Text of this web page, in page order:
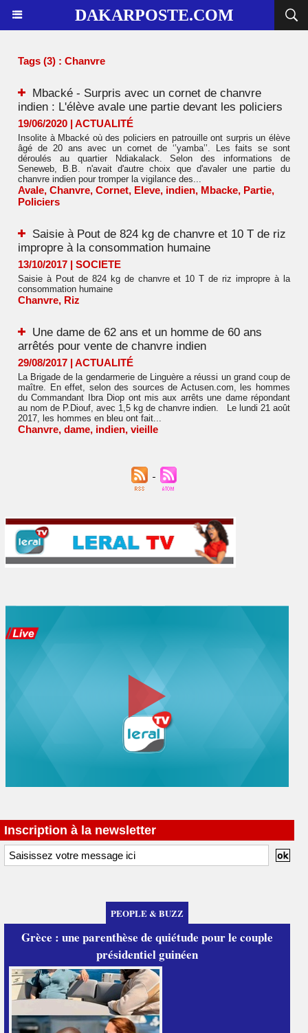
DAKARPOSTE.COM
Tags (3) : Chanvre
Mbacké - Surpris avec un cornet de chanvre
indien : L'élève avale une partie devant les policiers
19/06/2020 | ACTUALITÉ
Insolite à Mbacké où des policiers en patrouille ont surpris un élève
âgé de 20 ans avec un cornet de ‘’yamba’’. Les faits se sont
déroulés au quartier Ndiakalack. Selon des informations de
Seneweb, B.B. n'avait d'autre choix que d'avaler une partie du
chanvre indien pour tromper la vigilance des...
Avale, Chanvre, Cornet, Eleve, indien, Mbacke, Partie,
Policiers
Saisie à Pout de 824 kg de chanvre et 10 T de riz
impropre à la consommation humaine
13/10/2017 | SOCIETE
Saisie à Pout de 824 kg de chanvre et 10 T de riz impropre à la
consommation humaine
Chanvre, Riz
Une dame de 62 ans et un homme de 60 ans
arrêtés pour vente de chanvre indien
29/08/2017 | ACTUALITÉ
La Brigade de la gendarmerie de Linguère a réussi un grand coup de
maître. En effet, selon des sources de Actusen.com, les hommes
du Commandant Ibra Diop ont mis aux arrêts une dame répondant
au nom de P.Diouf, avec 1,5 kg de chanvre indien. Le lundi 21 août
2017, les hommes en bleu ont fait...
Chanvre, dame, indien, vieille
Inscription à la newsletter
PEOPLE & BUZZ
Grèce : une parenthèse de quiétude pour le couple
présidentiel guinéen